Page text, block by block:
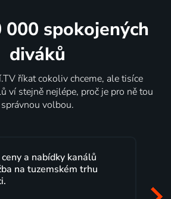
000 spokojených
diváků
říkat cokoliv chceme, ale tisíce
ví stejně nejlépe, proč je pro ně tou
správnou volbou.
a nabídky kanálů
na tuzemském trhu